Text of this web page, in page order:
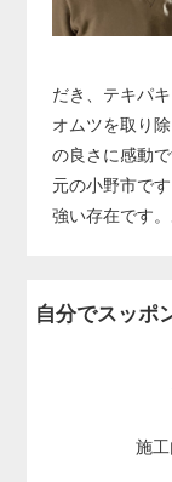
だき、テキパ
オムツを取り
の良さに感動
元の小野市で
強い存在です
自分でスッポ
施